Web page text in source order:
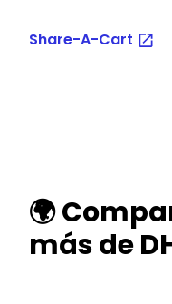
Share-A-Cart
🌍
más de